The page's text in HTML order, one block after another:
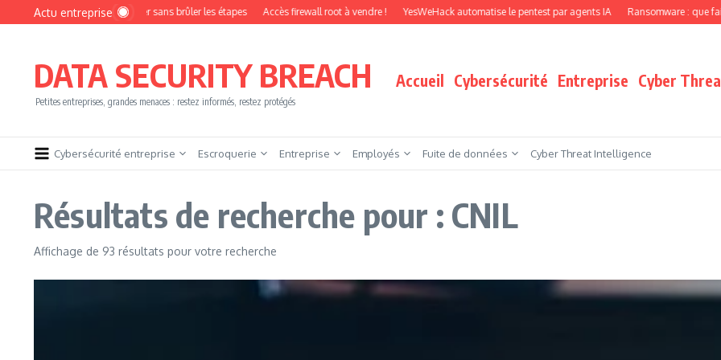
Aller au contenu
Actu entreprise
devenir pentester sans brûler les étapes Accès firewall root à vendre ! YesWeHack automatise le pentest par agents IA Ransomware : que faire quand vos
DATA SECURITY BREACH
Petites entreprises, grandes menaces : restez informés, restez protégés
Accueil Cybersécurité Entreprise Cyber
Cybersécurité entreprise Escroquerie Entreprise Employés Fuite de données Cyber Threat Intelligence
Résultats de recherche pour : CNIL
Affichage de 93 résultats pour votre recherche